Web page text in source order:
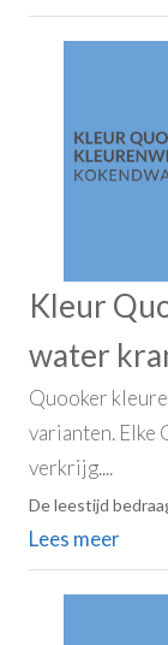
Kleur
water
Quooker
varianten. Elke
verkrijg....
De leestijd
Lees meer